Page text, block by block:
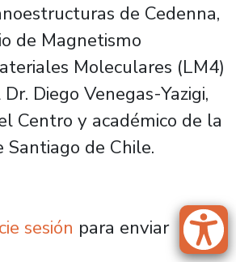
de Cedenna,
de Magnetismo
Moleculares (LM4)
Diego Venegas-Yazigi,
Centro y académico de la
Santiago de Chile.
Estudiantes francesas
sesión para enviar